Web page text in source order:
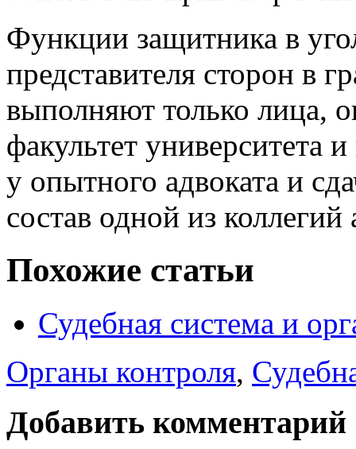
Функции защитника в
представителя сторон в
выполняют только лица,
факультет университета
у опытного адвоката и
состав одной из коллегий
Похожие статьи
Судебная система и
Органы контроля,
Добавить комментарий